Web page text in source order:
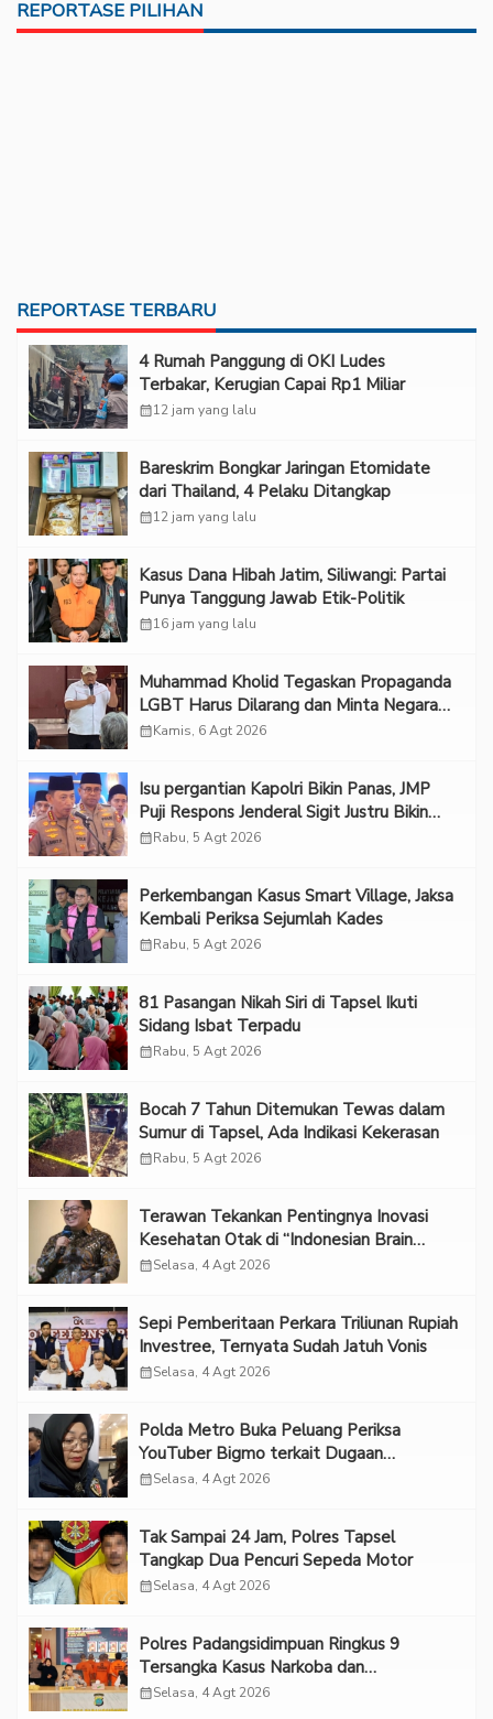
REPORTASE PILIHAN
REPORTASE TERBARU
‎4 Rumah Panggung di OKI Ludes
Terbakar, Kerugian Capai Rp1 Miliar
calendar_month12 jam yang lalu
Bareskrim Bongkar Jaringan Etomidate
dari Thailand, 4 Pelaku Ditangkap
calendar_month12 jam yang lalu
Kasus Dana Hibah Jatim, Siliwangi: Partai
Punya Tanggung Jawab Etik-Politik
calendar_month16 jam yang lalu
Muhammad Kholid Tegaskan Propaganda
LGBT Harus Dilarang dan Minta Negara
Melindungi Korban
calendar_monthKamis, 6 Agt 2026
Isu pergantian Kapolri Bikin Panas, JMP
Puji Respons Jenderal Sigit Justru Bikin
“Adem”
calendar_monthRabu, 5 Agt 2026
Perkembangan Kasus Smart Village, Jaksa
Kembali Periksa Sejumlah Kades
calendar_monthRabu, 5 Agt 2026
81 Pasangan Nikah Siri di Tapsel Ikuti
Sidang Isbat Terpadu
calendar_monthRabu, 5 Agt 2026
Bocah 7 Tahun Ditemukan Tewas dalam
Sumur di Tapsel, Ada Indikasi Kekerasan
calendar_monthRabu, 5 Agt 2026
Terawan Tekankan Pentingnya Inovasi
Kesehatan Otak di “Indonesian Brain
Forum 2026 UPN Veteran Jakarta”
calendar_monthSelasa, 4 Agt 2026
Sepi Pemberitaan Perkara Triliunan Rupiah
Investree, Ternyata Sudah Jatuh Vonis
calendar_monthSelasa, 4 Agt 2026
Polda Metro Buka Peluang Periksa
YouTuber Bigmo terkait Dugaan
Eksploitasi Anak
calendar_monthSelasa, 4 Agt 2026
Tak Sampai 24 Jam, Polres Tapsel
Tangkap Dua Pencuri Sepeda Motor
calendar_monthSelasa, 4 Agt 2026
Polres Padangsidimpuan Ringkus 9
Tersangka Kasus Narkoba dan
Penganiayaan
calendar_monthSelasa, 4 Agt 2026